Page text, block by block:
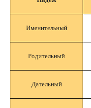
Именительный
Родительный
Дательный